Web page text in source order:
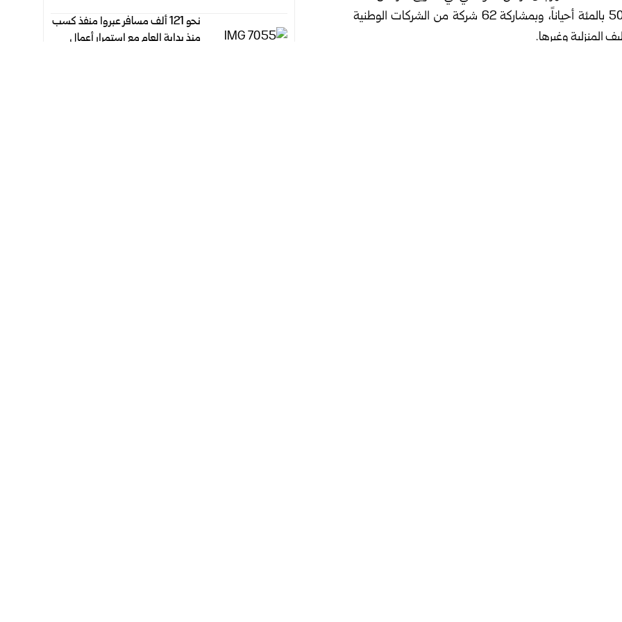
أن المهرجان بدورته السادسة يقدم حسومات تصل ‏حتى 50 بالمئة أحياناً، وبمشاركة 62 شركة من الشركات الوطنية
المنزلية وغيرها.‏
نحو 121 ألف مسافر عبروا منفذ كسب
منذ بداية العام مع استمرار أعمال